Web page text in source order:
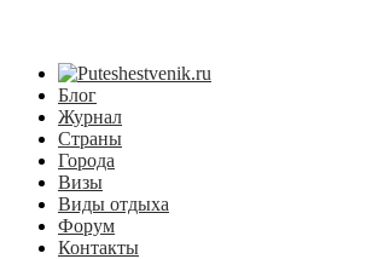
Блог
Журнал
Страны
Города
Визы
Виды отдыха
Форум
Контакты